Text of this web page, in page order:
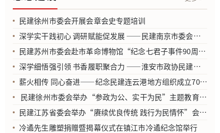
民建徐州市委会开展会章会史专题培训
深学实干践初心 调研赋能促发展 ——民建南京市委会赴江宁开展 “参政为公、实干为民” 主题教育基层调研
民建苏州市委会赴市革命博物馆“纪念七君子事件90周年专题展”开展学习
深学细悟强引领 书香履职聚合力 ——淮安市政协民建界别委员工作室开展专题学习交流活动
薪火相传 同心奋进——纪念民建连云港地方组织成立70周年篮球友谊赛举办
民建徐州市委会举办“参政为公、实干为民”主题教育分享会暨“汲取榜样力量 赓续民建薪火”主题座谈活动
民建江苏省委会举办“赓续优良传统 践行为民情怀”会史宣讲报告会
冷遹先生雕塑捐赠暨揭幕仪式在镇江市冷遹纪念馆举行